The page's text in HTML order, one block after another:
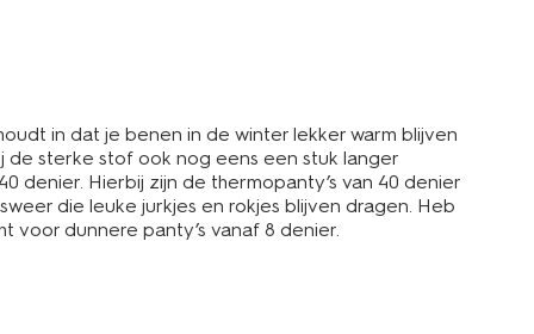
in dat je benen in de winter lekker warm blijven
de sterke stof ook nog eens een stuk langer
denier. Hierbij zijn de thermopanty’s van 40 denier
die leuke jurkjes en rokjes blijven dragen. Heb
voor dunnere panty’s vanaf 8 denier.